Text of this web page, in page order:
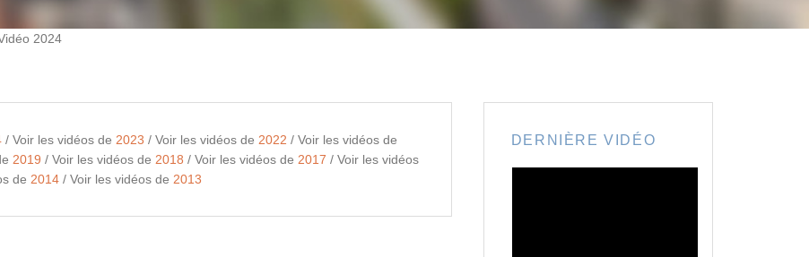
2024
/ Voir les vidéos de 2023 / Voir les vidéos de 2022 / Voir les vidéos de
2019 / Voir les vidéos de 2018 / Voir les vidéos de 2017 / Voir les vidéos
de 2014 / Voir les vidéos de 2013
DERNIÈRE VIDÉO